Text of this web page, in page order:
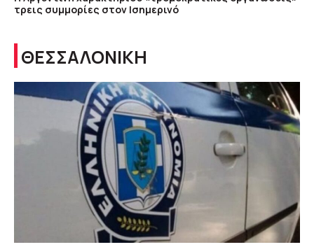
τρεις συμμορίες στον Ισημερινό
ΘΕΣΣΑΛΟΝΙΚΗ